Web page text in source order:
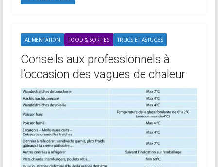
ALIMENTATION FOOD & SORTIES TRUCS ET ASTUCES
Conseils aux professionnels à
l’occasion des vagues de chaleur